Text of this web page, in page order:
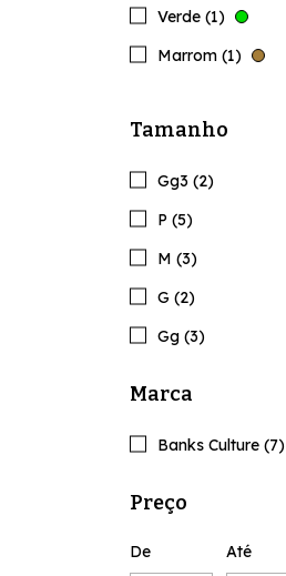
Verde (1)
Marrom (1)
Tamanho
Gg3 (2)
P (5)
M (3)
G (2)
Gg (3)
Marca
Banks Culture (7)
Preço
De Até